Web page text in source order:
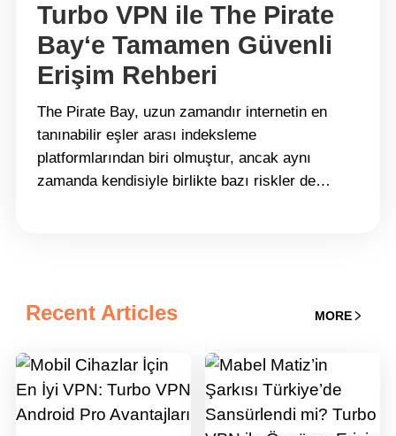
Turbo VPN ile The Pirate
Bay‘e Tamamen Güvenli
Erişim Rehberi
The Pirate Bay, uzun zamandır internetin en
tanınabilir eşler arası indeksleme
platformlarından biri olmuştur, ancak aynı
zamanda kendisiyle birlikte bazı riskler de
Aşağıdaki bölümler, The&hellip; Continue
Tamamen Güvenli Erişim Rehberi
Recent Articles MORE